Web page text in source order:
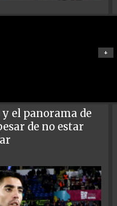
+
el panorama de
de no estar